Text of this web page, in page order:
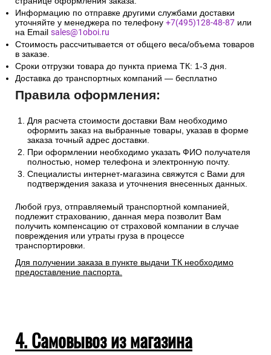
Информацию по отправке другими службами доставки
уточняйте у менеджера по телефону +7(495)128-48-87 или
на Email sales@1oboi.ru
Стоимость рассчитывается от общего веса/объема товаров
в заказе.
Сроки отгрузки товара до пункта приема ТК: 1-3 дня.
Доставка до транспортных компаний — бесплатно
Правила оформления:
Для расчета стоимости доставки Вам необходимо
оформить заказ на выбранные товары, указав в форме
заказа точный адрес доставки.
При оформлении необходимо указать ФИО получателя
полностью, номер телефона и электронную почту.
Специалисты интернет-магазина свяжутся с Вами для
подтверждения заказа и уточнения внесенных данных.
Любой груз, отправляемый транспортной компанией,
подлежит страхованию, данная мера позволит Вам
получить компенсацию от страховой компании в случае
повреждения или утраты груза в процессе
транспортировки.
Для получении заказа в пункте выдачи ТК необходимо
предоставление паспорта.
4. Самовывоз из магазина